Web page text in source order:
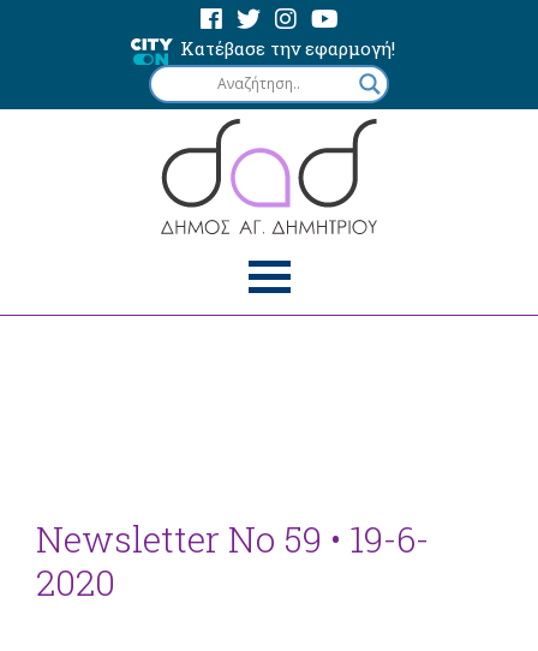
Κατέβασε την εφαρμογή!
Newsletter Νο 59 • 19-6-
2020